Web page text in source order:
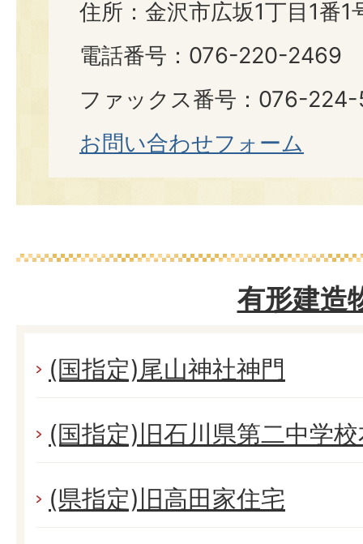
住所：金沢市広坂1丁目1番1
電話番号：076-220-2469
ファックス番号：076-
お問い合わせフォーム
有形建造
(国指定)尾山神社神門
(国指定)旧石川県第二中学
(県指定)旧高田家住宅